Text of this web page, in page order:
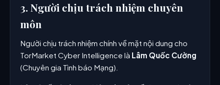
3. Người chịu trách nhiệm chuyên
môn
Người chịu trách nhiệm chính về mặt nội dung cho
TorMarket Cyber Intelligence là Lâm Quốc Cường
(Chuyên gia Tình báo Mạng).